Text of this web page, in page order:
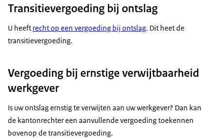
Transitievergoeding bij ontslag
U heeft recht op een vergoeding bij ontslag. Dit heet de
transitievergoeding.
Vergoeding bij ernstige verwijtbaarheid
werkgever
Is uw ontslag ernstig te verwijten aan uw werkgever? Dan kan
de kantonrechter een aanvullende vergoeding toekennen
bovenop de transitievergoeding.